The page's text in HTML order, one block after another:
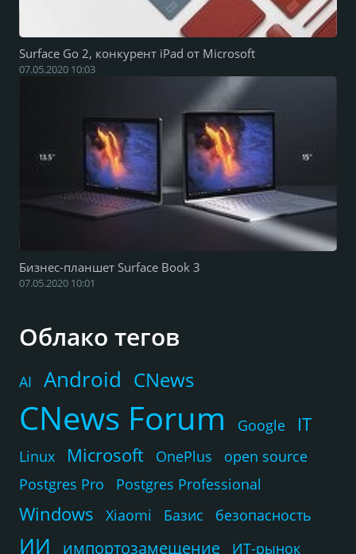
Surface Go 2, конкурент iPad от Microsoft
07.05.2020 10:03
Бизнес-планшет Surface Book 3
07.05.2020 10:01
Облако тегов
AI Android CNews
CNews Forum Google IT
Linux Microsoft OnePlus
open source
Postgres Pro
Postgres Professional
Windows Xiaomi Базис безопасность
ИИ импортозамещение ИТ-рынок